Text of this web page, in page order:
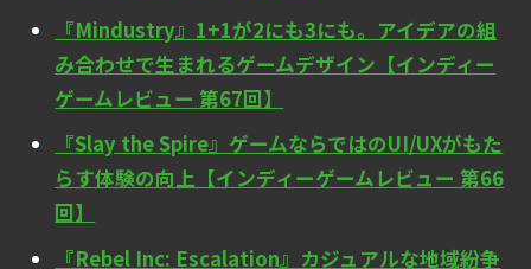
『Mindustry』1+1が2にも3にも。アイデアの組
み合わせで生まれるゲームデザイン【インディー
ゲームレビュー 第67回】
『Slay the Spire』ゲームならではのUI/UXがもた
らす体験の向上【インディーゲームレビュー 第66
回】
『Rebel Inc: Escalation』カジュアルな地域紛争